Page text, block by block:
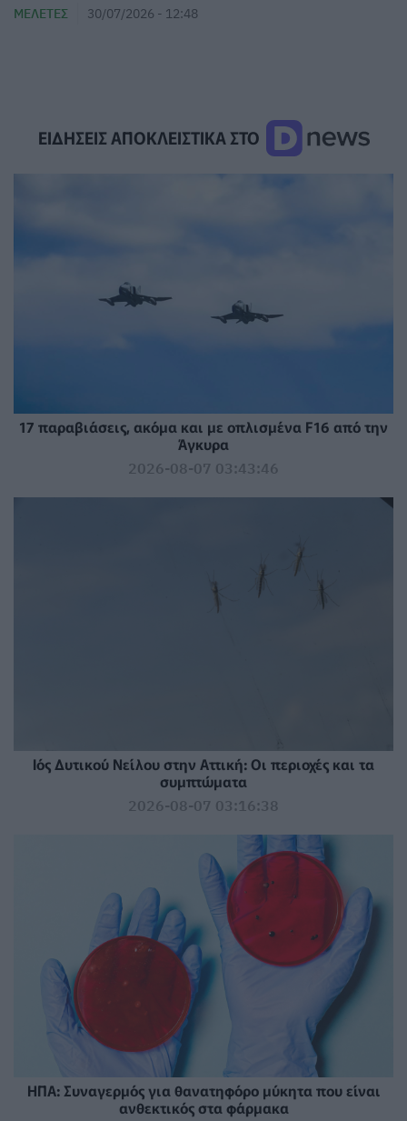
ΜΕΛΈΤΕΣ 30/07/2026 - 12:48
ΕΙΔΗΣΕΙΣ ΑΠΟΚΛΕΙΣΤΙΚΑ ΣΤΟ
17 παραβιάσεις, ακόμα και με οπλισμένα F16 από την
Άγκυρα
2026-08-07 03:43:46
Ιός Δυτικού Νείλου στην Αττική: Οι περιοχές και τα
συμπτώματα
2026-08-07 03:16:38
ΗΠΑ: Συναγερμός για θανατηφόρο μύκητα που είναι
ανθεκτικός στα φάρμακα